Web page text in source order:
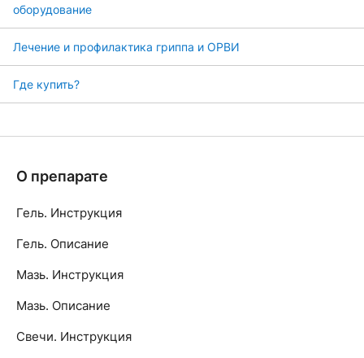
оборудование
Лечение и профилактика гриппа и ОРВИ
Где купить?
О препарате
Гель. Инструкция
Гель. Описание
Мазь. Инструкция
Мазь. Описание
Свечи. Инструкция